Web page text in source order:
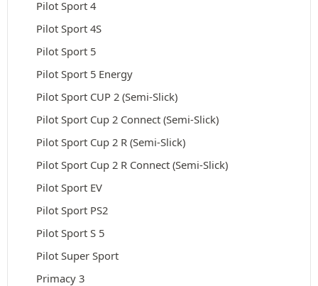
Pilot Sport 4
Pilot Sport 4S
Pilot Sport 5
Pilot Sport 5 Energy
Pilot Sport CUP 2 (Semi-Slick)
Pilot Sport Cup 2 Connect (Semi-Slick)
Pilot Sport Cup 2 R (Semi-Slick)
Pilot Sport Cup 2 R Connect (Semi-Slick)
Pilot Sport EV
Pilot Sport PS2
Pilot Sport S 5
Pilot Super Sport
Primacy 3